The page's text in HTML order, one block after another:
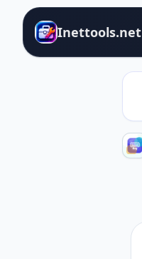
Inettools.net